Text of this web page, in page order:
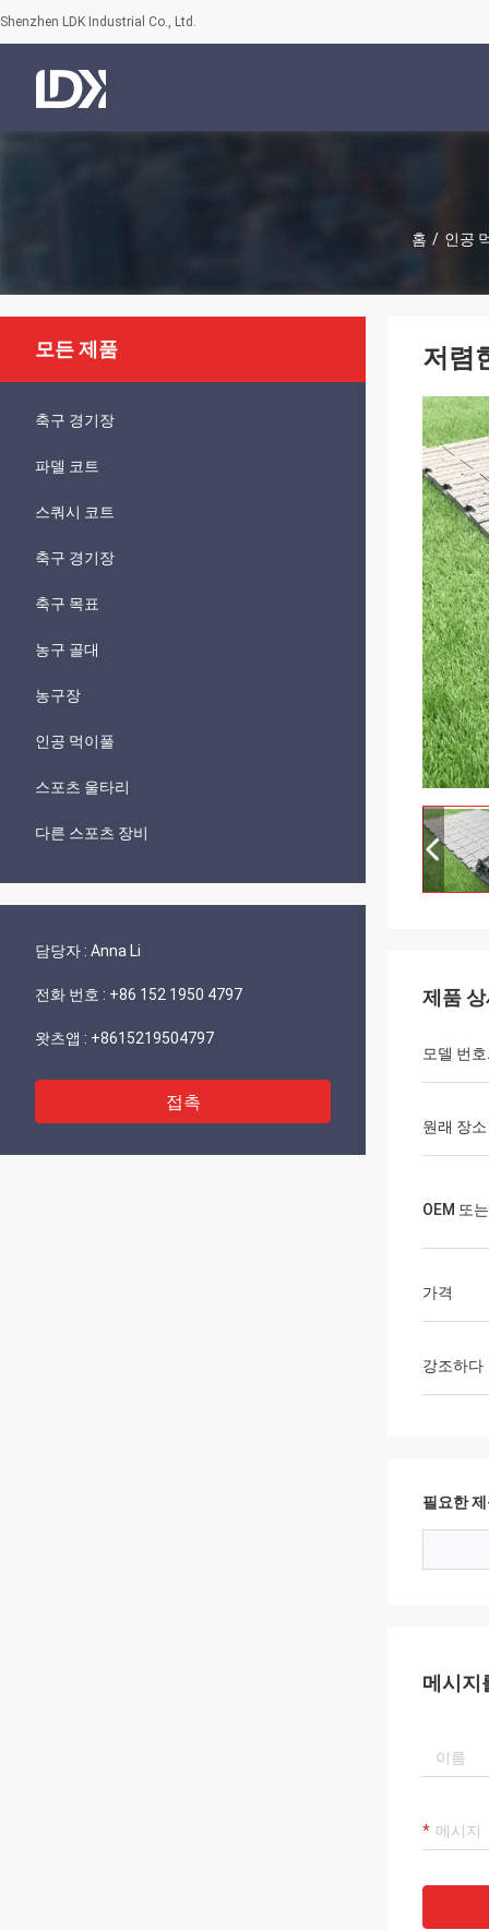
Shenzhen LDK Industrial Co., Ltd.
홈 / 인공
모든 제품
축구 경기장
파델 코트
스쿼시 코트
축구 경기장
축구 목표
농구 골대
농구장
인공 먹이풀
스포츠 울타리
다른 스포츠 장비
담당자 : Anna Li
전화 번호 : +86 152 1950 4797
왓츠앱 : +8615219504797
접촉
저렴
제품
모델 번
원래 장소
OEM 또
가격
강조하다
필요한
메시지